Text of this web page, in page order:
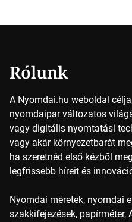
Rólunk
A Nyomdai.hu weboldal
nyomdaipar változatos
vagy digitális nyomtatási
vagy akár környezetbarát
ha szeretnéd első kézből
legfrissebb híreit és
Nyomdai méretek, nyomdai
szakkifejezések, papírméter,